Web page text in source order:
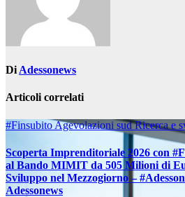
Di Adessonews
Articoli correlati
#FinsubitoAgevolazioni sudRicerca e
Scoperta Imprenditoriale 2026 con
al Bando MIMIT da 505 Milioni di
Sviluppo nel Mezzogiorno –
Adessonews